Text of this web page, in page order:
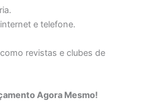
e telefone.
revistas e clubes de
Agora Mesmo!